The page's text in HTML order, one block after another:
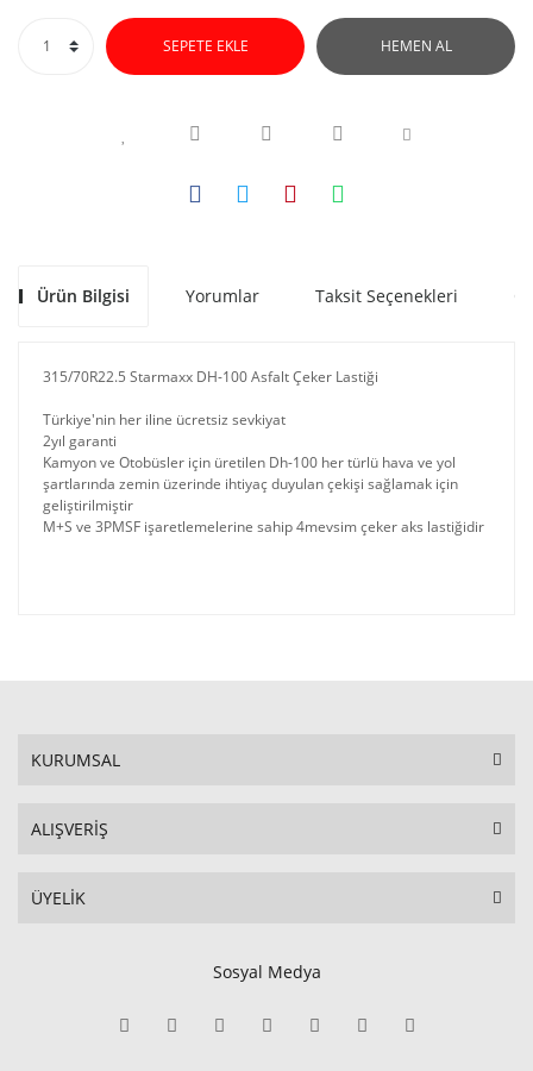
SEPETE EKLE HEMEN AL
Ürün Bilgisi Yorumlar Taksit Seçenekleri
315/70R22.5 Starmaxx DH-100 Asfalt Çeker Lastiği
Türkiye'nin her iline ücretsiz sevkiyat
2yıl garanti
Kamyon ve Otobüsler için üretilen Dh-100 her türlü hava ve yol
şartlarında zemin üzerinde ihtiyaç duyulan çekişi sağlamak için
geliştirilmiştir
M+S ve 3PMSF işaretlemelerine sahip 4mevsim çeker aks lastiğidir
KURUMSAL
ALIŞVERİŞ
ÜYELİK
Sosyal Medya